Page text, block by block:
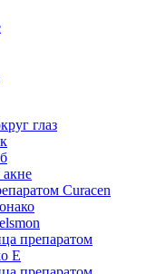
глаз
акне
Curacen
препаратом
E